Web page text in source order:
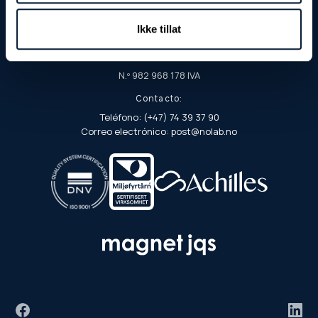
Ikke tillat
7901 Rørvik
N.º 982 968 178 IVA
Contacto:
Teléfono: (+47) 74 39 37 90
Correo electrónico: post@nolab.no